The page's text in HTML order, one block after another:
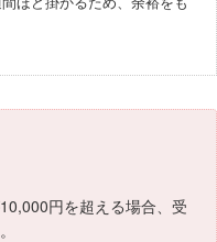
円を超える場合、受